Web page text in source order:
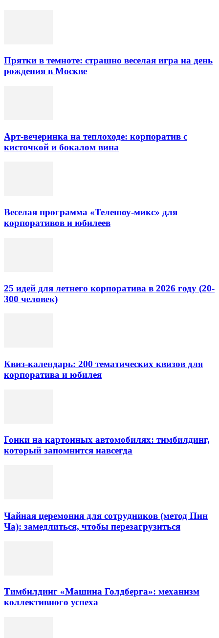
Прятки в темноте: страшно веселая игра на день
рождения в Москве
Арт-вечеринка на теплоходе: корпоратив с
кисточкой и бокалом вина
Веселая программа «Телешоу-микс» для
корпоративов и юбилеев
25 идей для летнего корпоратива в 2026 году (20-
300 человек)
Квиз-календарь: 200 тематических квизов для
корпоратива и юбилея
Гонки на картонных автомобилях: тимбилдинг,
который запомнится навсегда
Чайная церемония для сотрудников (метод Пин
Ча): замедлиться, чтобы перезагрузиться
Тимбилдинг «Машина Голдберга»: механизм
коллективного успеха